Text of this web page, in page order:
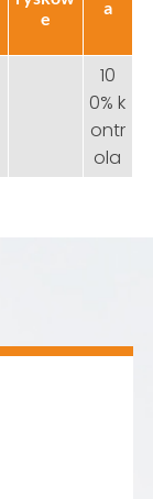
e
a
10
0% k
ontr
ola